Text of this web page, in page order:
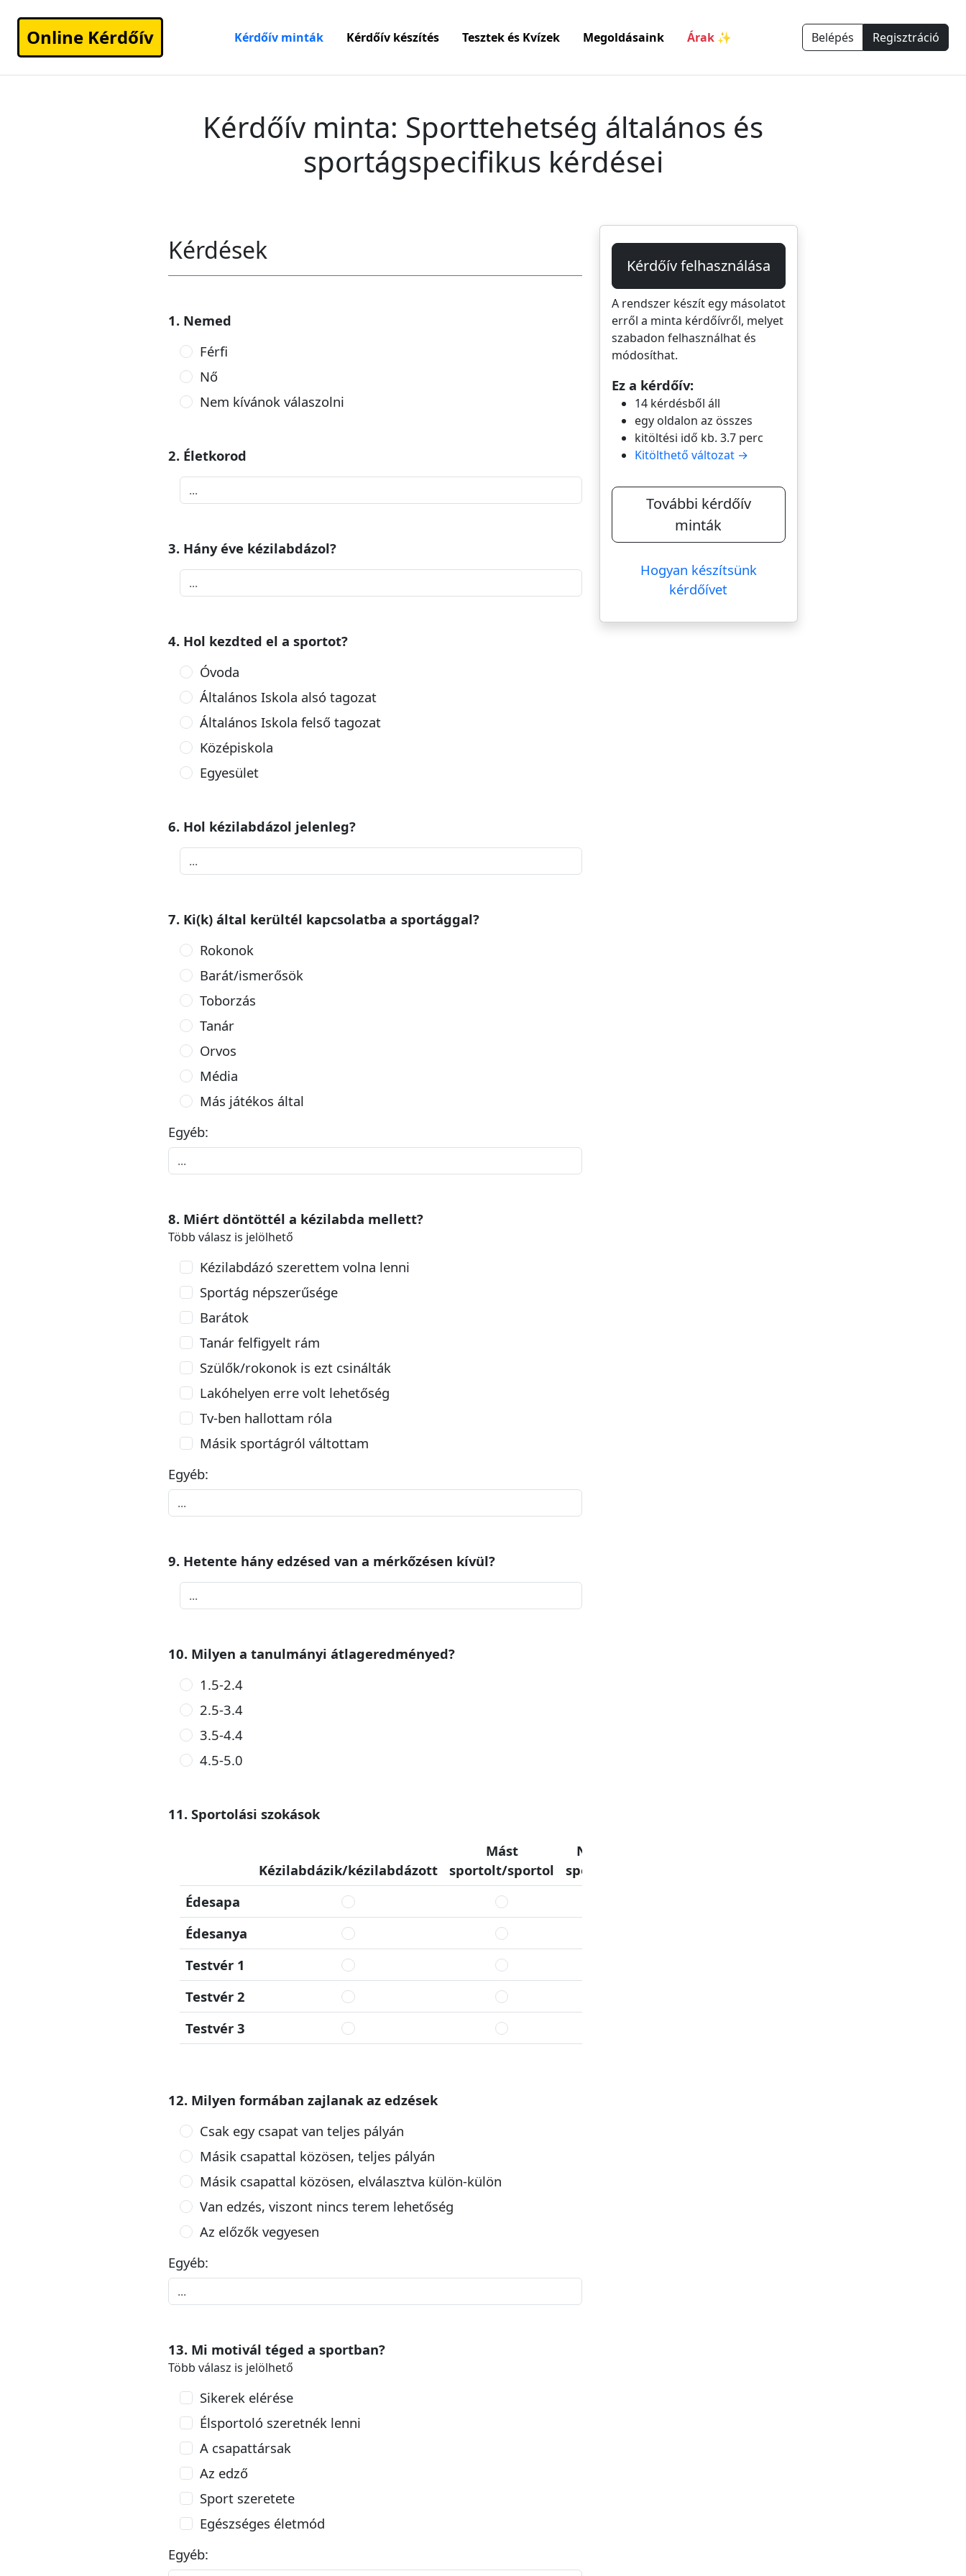
Online Kérdőív Kérdőív minták Kérdőív készítés Tesztek és Kvízek Megoldásaink Árak ✨ Belépés Regisztráció
Kérdőív minta: Sporttehetség általános és
sportágspecifikus kérdései
Kérdések
1. Nemed
Férfi
Nő
Nem kívánok válaszolni
2. Életkorod
3. Hány éve kézilabdázol?
4. Hol kezdted el a sportot?
Óvoda
Általános Iskola alsó tagozat
Általános Iskola felső tagozat
Középiskola
Egyesület
6. Hol kézilabdázol jelenleg?
7. Ki(k) által kerültél kapcsolatba a sportággal?
Rokonok
Barát/ismerősök
Toborzás
Tanár
Orvos
Média
Más játékos által
Egyéb:
8. Miért döntöttél a kézilabda mellett?
Több válasz is jelölhető
Kézilabdázó szerettem volna lenni
Sportág népszerűsége
Barátok
Tanár felfigyelt rám
Szülők/rokonok is ezt csinálták
Lakóhelyen erre volt lehetőség
Tv-ben hallottam róla
Másik sportágról váltottam
Egyéb:
9. Hetente hány edzésed van a mérkőzésen kívül?
10. Milyen a tanulmányi átlageredményed?
1.5-2.4
2.5-3.4
3.5-4.4
4.5-5.0
11. Sportolási szokások
Kézilabdázik/kézilabdázott
Mást
sportolt/sportol
Nem
sportolt
Édesapa
Édesanya
Testvér 1
Testvér 2
Testvér 3
12. Milyen formában zajlanak az edzések
Csak egy csapat van teljes pályán
Másik csapattal közösen, teljes pályán
Másik csapattal közösen, elválasztva külön-külön
Van edzés, viszont nincs terem lehetőség
Az előzők vegyesen
Egyéb:
13. Mi motivál téged a sportban?
Több válasz is jelölhető
Sikerek elérése
Élsportoló szeretnék lenni
A csapattársak
Az edző
Sport szeretete
Egészséges életmód
Egyéb:
Kérdőív felhasználása
A rendszer készít egy másolatot
erről a minta kérdőívről, melyet
szabadon felhasználhat és
módosíthat.
Ez a kérdőív:
14 kérdésből áll
egy oldalon az összes
kitöltési idő kb. 3.7 perc
Kitölthető változat →
További kérdőív
minták
Hogyan készítsünk
kérdőívet